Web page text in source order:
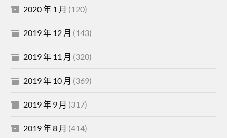
2020 年 1 月 (120)
2019 年 12 月 (143)
2019 年 11 月 (320)
2019 年 10 月 (369)
2019 年 9 月 (317)
2019 年 8 月 (414)